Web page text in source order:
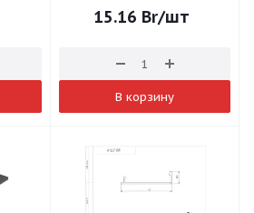
15.16 Br/шт
В корзину